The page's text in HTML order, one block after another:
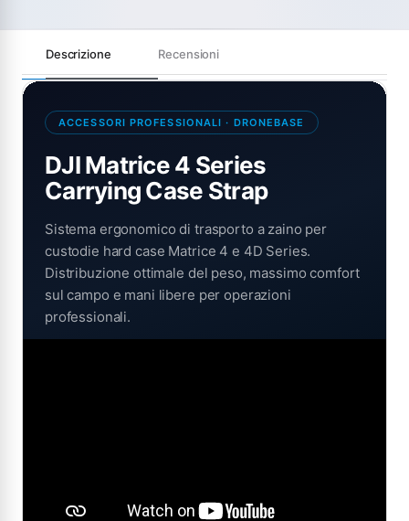
Descrizione Recensioni
ACCESSORI PROFESSIONALI · DRONEBASE
DJI Matrice 4 Series
Carrying Case Strap
Sistema ergonomico di trasporto a zaino per
custodie hard case Matrice 4 e 4D Series.
Distribuzione ottimale del peso, massimo comfort
sul campo e mani libere per operazioni
professionali.